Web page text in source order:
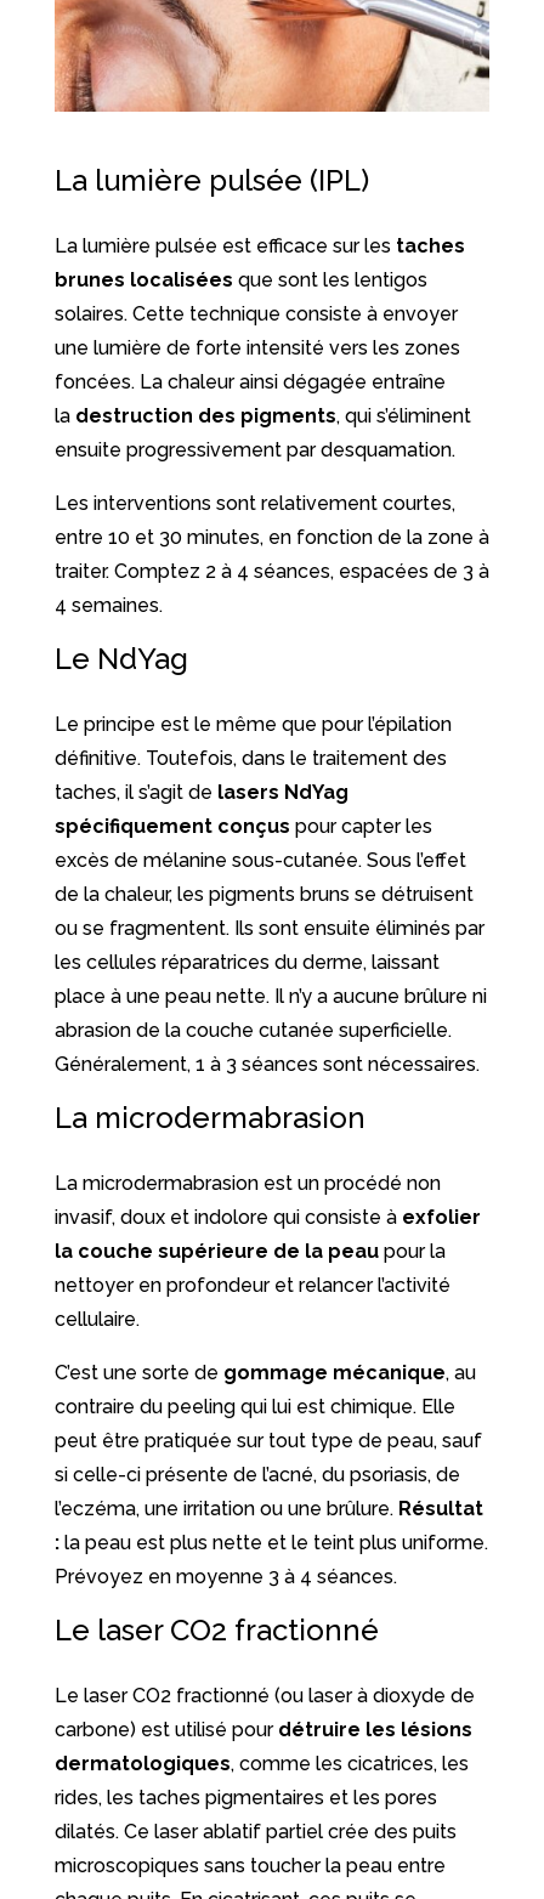
La lumière pulsée (IPL)
La lumière pulsée est efficace sur les taches
brunes localisées que sont les lentigos
solaires. Cette technique consiste à envoyer
une lumière de forte intensité vers les zones
foncées. La chaleur ainsi dégagée entraîne
la destruction des pigments, qui s’éliminent
ensuite progressivement par desquamation.
Les interventions sont relativement courtes,
entre 10 et 30 minutes, en fonction de la zone à
traiter. Comptez 2 à 4 séances, espacées de 3 à
4 semaines.
Le NdYag
Le principe est le même que pour l’épilation
définitive. Toutefois, dans le traitement des
taches, il s’agit de lasers NdYag
spécifiquement conçus pour capter les
excès de mélanine sous-cutanée. Sous l’effet
de la chaleur, les pigments bruns se détruisent
ou se fragmentent. Ils sont ensuite éliminés par
les cellules réparatrices du derme, laissant
place à une peau nette. Il n’y a aucune brûlure ni
abrasion de la couche cutanée superficielle.
Généralement, 1 à 3 séances sont nécessaires.
La microdermabrasion
La microdermabrasion est un procédé non
invasif, doux et indolore qui consiste à exfolier
la couche supérieure de la peaupour la
nettoyer en profondeur et relancer l’activité
cellulaire.
C’est une sorte de gommage mécanique, au
contraire du peeling qui lui est chimique. Elle
peut être pratiquée sur tout type de peau, sauf
si celle-ci présente de l’acné, du psoriasis, de
l’eczéma, une irritation ou une brûlure. Résultat
:la peau est plus nette et le teint plus uniforme.
Prévoyez en moyenne 3 à 4 séances.
Le laser CO2 fractionné
Le laser CO2fractionné (ou laser à dioxyde de
carbone) est utilisé pour détruire les lésions
dermatologiques, comme les cicatrices, les
rides, les taches pigmentaires et les pores
dilatés. Ce laser ablatif partiel crée des puits
microscopiques sans toucher la peau entre